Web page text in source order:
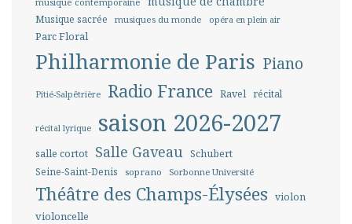
Musique sacrée musiques du monde opéra en plein air
Parc Floral
Philharmonie de Paris Piano
Pitié-Salpêtrière Radio France Ravel récital
récital lyrique saison 2026-2027
salle cortot Salle Gaveau Schubert
Seine-Saint-Denis soprano Sorbonne Université
Théâtre des Champs-Élysées violon
violoncelle